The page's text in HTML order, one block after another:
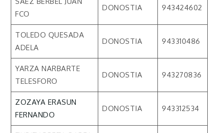
FCO
DONOSTIA 943424602
TOLEDO QUESADA
ADELA
DONOSTIA 943310486
YARZA NARBARTE
TELESFORO
DONOSTIA 943270836
ZOZAYA ERASUN
FERNANDO
DONOSTIA 943312534